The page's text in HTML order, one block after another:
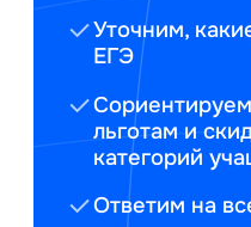
Уточним,
ЕГЭ
льготам и
категорий
Ответим на